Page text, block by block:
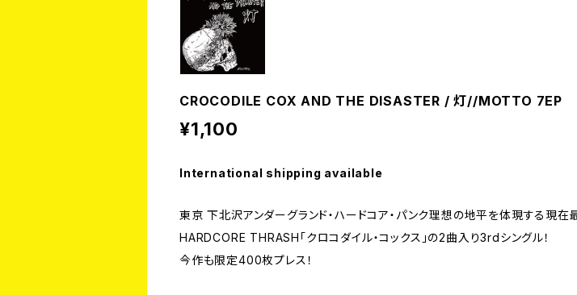
CROCODILE COX AND THE DISASTER / 灯//MOTTO 7EP
¥1,100
International shipping available
東京 下北沢アンダーグランド・ハードコア・パンク理想の地平を体現する現在
HARDCORE THRASH「クロコダイル・コックス」の2曲入り3rdシングル！
今作も限定400枚プレス！